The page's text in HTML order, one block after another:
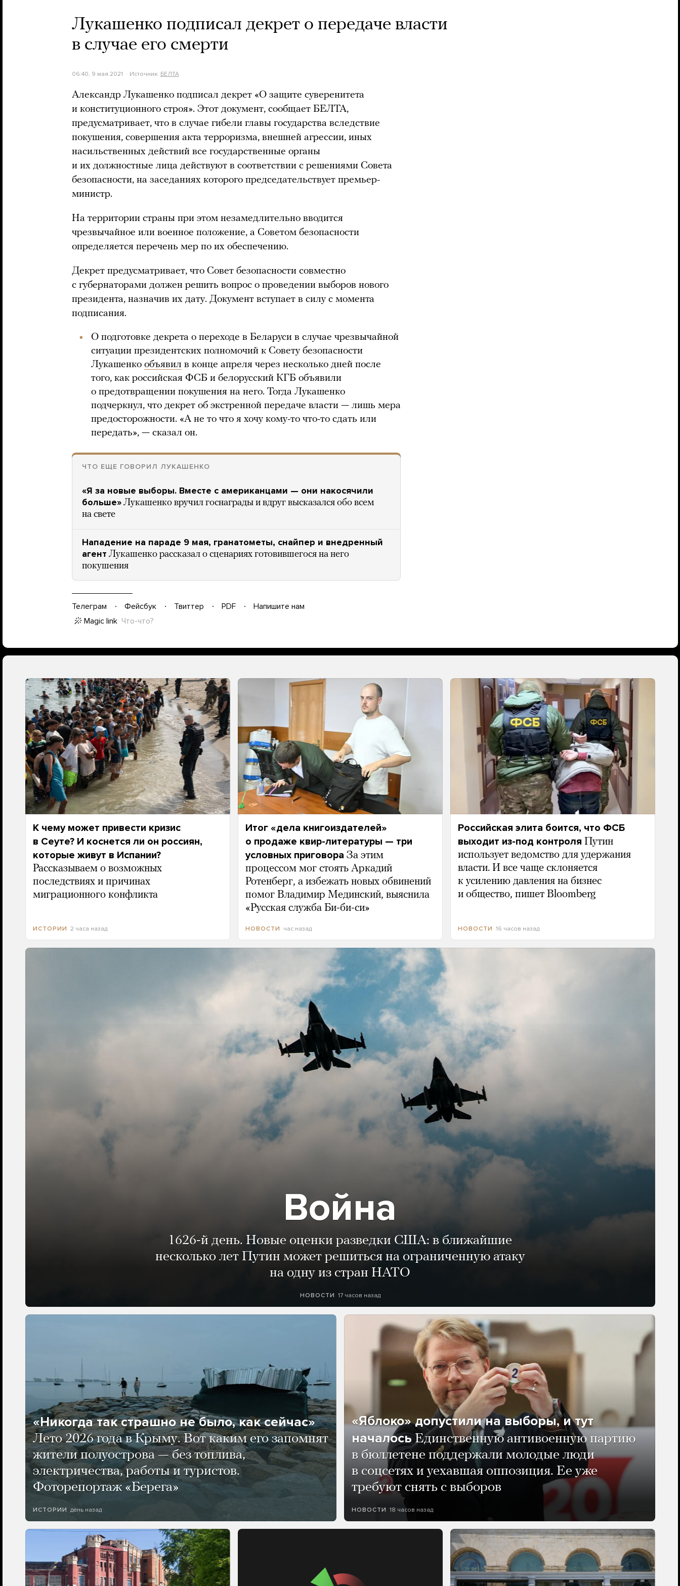
Лукашенко подписал декрет о передаче власти
в случае его смерти
06:40, 9 мая 2021 Источник: БЕЛТА
Александр Лукашенко подписал декрет «О защите суверенитета
и конституционного строя». Этот документ, сообщает БЕЛТА,
предусматривает, что в случае гибели главы государства вследствие
покушения, совершения акта терроризма, внешней агрессии, иных
насильственных действий все государственные органы
и их должностные лица действуют в соответствии с решениями Совета
безопасности, на заседаниях которого председательствует премьер-
министр.
На территории страны при этом незамедлительно вводится
чрезвычайное или военное положение, а Советом безопасности
определяется перечень мер по их обеспечению.
Декрет предусматривает, что Совет безопасности совместно
с губернаторами должен решить вопрос о проведении выборов нового
президента, назначив их дату. Документ вступает в силу с момента
подписания.
О подготовке декрета о переходе в Беларуси в случае чрезвычайной
ситуации президентских полномочий к Совету безопасности
Лукашенко объявил в конце апреля через несколько дней после
того, как российская ФСБ и белорусский КГБ объявили
о предотвращении покушения на него. Тогда Лукашенко
подчеркнул, что декрет об экстренной передаче власти — лишь мера
предосторожности. «А не то что я хочу кому-то что-то сдать или
передать», — сказал он.
ЧТО ЕЩЕ ГОВОРИЛ ЛУКАШЕНКО
«Я за новые выборы. Вместе с американцами — они накосячили
больше» Лукашенко вручил госнаграды и вдруг высказался обо всем
на свете
Нападение на параде 9 мая, гранатометы, снайпер и внедренный
агент Лукашенко рассказал о сценариях готовившегося на него
покушения
Телеграм Фейсбук Твиттер PDF
Напишите нам
Magic link Что-что?
К чему может привести кризис
в Сеуте? И коснется ли он россиян,
которые живут в Испании?
Рассказываем о возможных
последствиях и причинах
миграционного конфликта
ИСТОРИИ 2 часа назад
Итог «дела книгоиздателей»
о продаже квир-литературы — три
условных приговора За этим
процессом мог стоять Аркадий
Ротенберг, а избежать новых обвинений
помог Владимир Мединский, выяснила
«Русская служба Би-би-си»
НОВОСТИ час назад
Российская элита боится, что ФСБ
выходит из-под контроля Путин
использует ведомство для удержания
власти. И все чаще склоняется
к усилению давления на бизнес
и общество, пишет Bloomberg
НОВОСТИ 16 часов назад
Война
1626-й день. Новые оценки разведки США: в ближайшие
несколько лет Путин может решиться на ограниченную атаку
на одну из стран НАТО
НОВОСТИ 17 часов назад
«Никогда так страшно не было, как сейчас»
Лето 2026 года в Крыму. Вот каким его запомнят
жители полуострова — без топлива,
электричества, работы и туристов.
Фоторепортаж «Берега»
ИСТОРИИ день назад
«Яблоко» допустили на выборы, и тут
началось Единственную антивоенную партию
в бюллетене поддержали молодые люди
в соцсетях и уехавшая оппозиция. Ее уже
требуют снять с выборов
НОВОСТИ 18 часов назад